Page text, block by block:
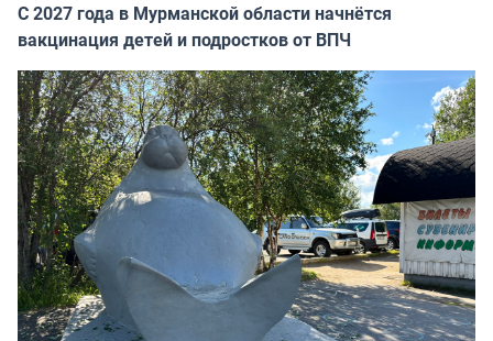
С 2027 года в Мурманской области начнётся
вакцинация детей и подростков от ВПЧ